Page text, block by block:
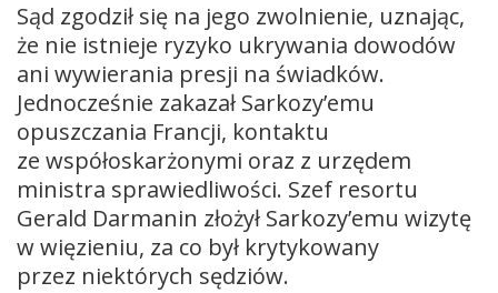
Sąd zgodził się na jego zwolnienie, uznając,
że nie istnieje ryzyko ukrywania dowodów
ani wywierania presji na świadków.
Jednocześnie zakazał Sarkozy’emu
opuszczania Francji, kontaktu
ze współoskarżonymi oraz z urzędem
ministra sprawiedliwości. Szef resortu
Gerald Darmanin złożył Sarkozy’emu wizytę
w więzieniu, za co był krytykowany
przez niektórych sędziów.